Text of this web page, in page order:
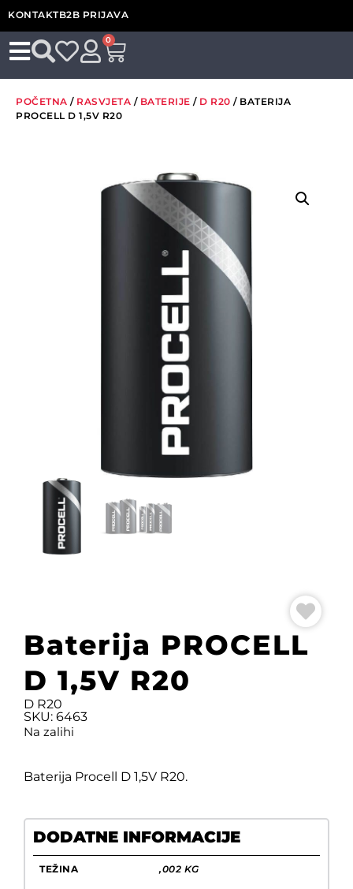
KONTAKTB2B PRIJAVA
0
POČETNA / RASVJETA / BATERIJE / D R20 / BATERIJA
PROCELL D 1,5V R20
Baterija PROCELL
D 1,5V R20
D R20
SKU: 6463
Na zalihi
Baterija Procell D 1,5V R20.
DODATNE INFORMACIJE
TEŽINA ,002 KG